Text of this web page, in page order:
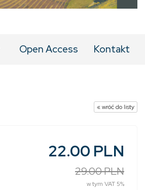
Open Access Kontakt
« wróć do listy
22.00 PLN
29.00 PLN
w tym VAT 5%